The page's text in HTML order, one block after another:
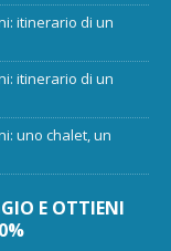
itinerario di un
itinerario di un
uno chalet, un
E OTTIENI